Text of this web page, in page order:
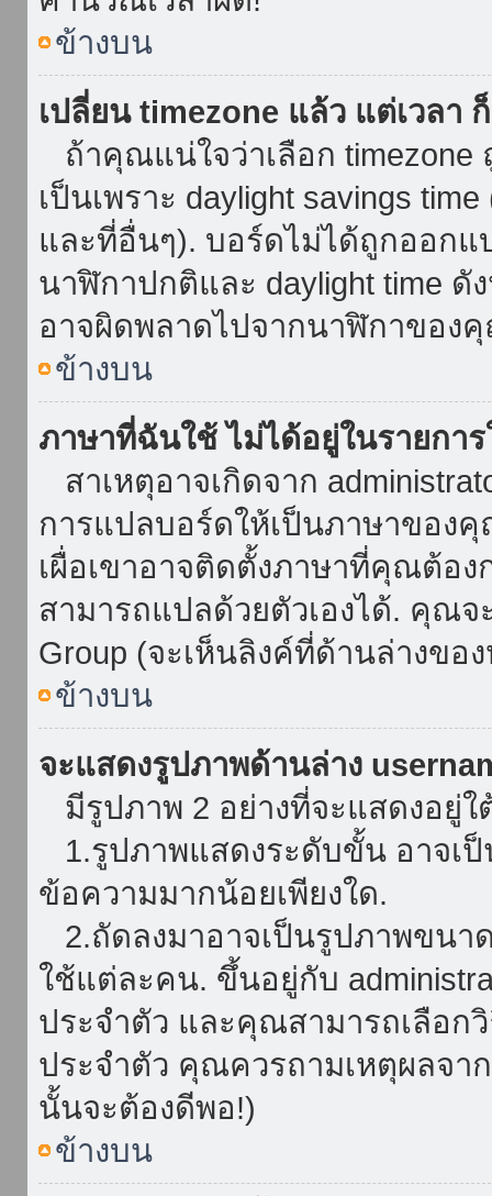
ข้างบน
เปลี่ยน timezone แล้ว แต่เวลา
ถ้าคุณแน่ใจว่าเลือก timezone
เป็นเพราะ daylight savings
และที่อื่นๆ). บอร์ดไม่ได้ถูกออกแ
นาฬิกาปกติและ daylight time
อาจผิดพลาดไปจากนาฬิกาของ
ข้างบน
ภาษาที่ฉันใช้ ไม่ได้อยู่ในรายการ
สาเหตุอาจเกิดจาก
การแปลบอร์ดให้เป็นภาษาของ
เผื่อเขาอาจติดตั้งภาษาที่คุณต้อ
สามารถแปลด้วยตัวเองได้. คุณจ
Group (จะเห็นลิงค์ที่ด้านล่างขอ
ข้างบน
จะแสดงรูปภาพด้านล่าง
มีรูปภาพ 2 อย่างที่จะแสดงอยู่ใ
1.รูปภาพแสดงระดับขั้น อาจเ
ข้อความมากน้อยเพียงใด.
2.ถัดลงมาอาจเป็นรูปภาพขนา
ใช้แต่ละคน. ขึ้นอยู่กับ
ประจำตัว และคุณสามารถเลือก
ประจำตัว คุณควรถามเหตุผลจา
นั้นจะต้องดีพอ!)
ข้างบน